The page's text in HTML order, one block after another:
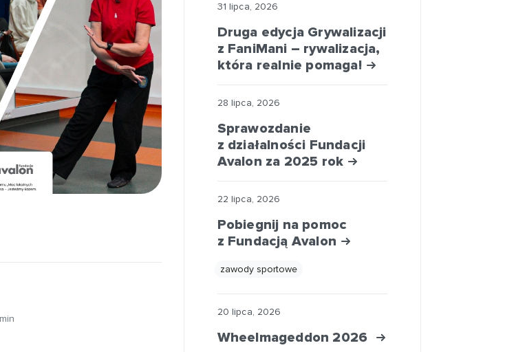
min
31 lipca, 2026
Druga edycja Grywalizacji
z FaniMani – rywalizacja,
która realnie pomaga!
28 lipca, 2026
Sprawozdanie
z działalności Fundacji
Avalon za 2025 rok
22 lipca, 2026
Pobiegnij na pomoc
z Fundacją Avalon
zawody sportowe
20 lipca, 2026
Wheelmageddon 2026